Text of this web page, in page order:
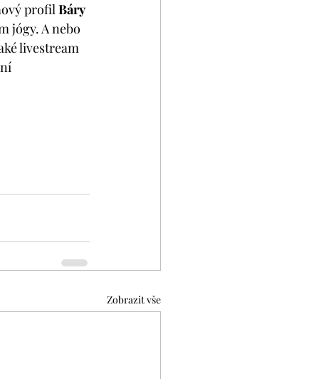
profil Báry
jógy. A nebo
livestream
Zobrazit vše